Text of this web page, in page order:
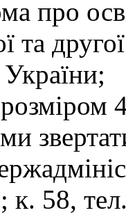
про
та
к. 58,